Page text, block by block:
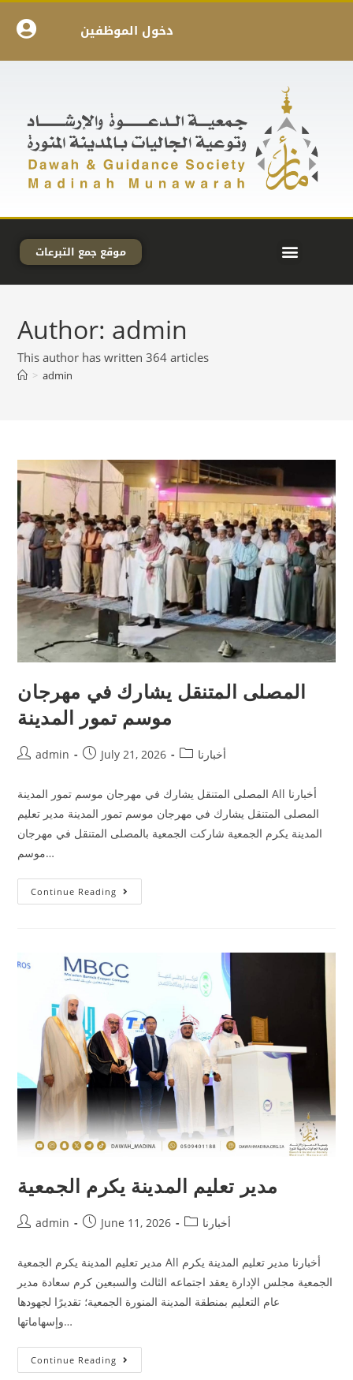
دخول الموظفين
موقع جمع التبرعات
Author: admin
This author has written 364 articles
> admin
المصلى المتنقل يشارك في مهرجان
موسم تمور المدينة
admin July 21, 2026 أخبارنا
المصلى المتنقل يشارك في مهرجان موسم تمور المدينة All أخبارنا
المصلى المتنقل يشارك في مهرجان موسم تمور المدينة مدير تعليم
المدينة يكرم الجمعية شاركت الجمعية بالمصلى المتنقل في مهرجان
موسم…
Continue Reading
مدير تعليم المدينة يكرم الجمعية
admin June 11, 2026 أخبارنا
مدير تعليم المدينة يكرم الجمعية All أخبارنا مدير تعليم المدينة يكرم
الجمعية مجلس الإدارة يعقد اجتماعه الثالث والسبعين كرم سعادة مدير
عام التعليم بمنطقة المدينة المنورة الجمعية؛ تقديرًا لجهودها
وإسهاماتها…
Continue Reading